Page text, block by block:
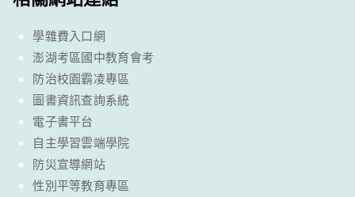
學雜費入口網
澎湖考區國中教育會考
防治校園霸凌專區
圖書資訊查詢系統
電子書平台
自主學習雲端學院
防災宣導網站
性別平等教育專區